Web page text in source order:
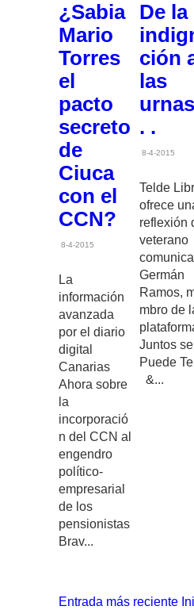
¿Sabia
Mario
Torres
el
pacto
secreto
de
Ciuca
con el
CCN?
8-4-2015
La
información
avanzada
por el diario
digital
Canarias
Ahora sobre
la
incorporació
n del CCN al
engendro
político-
empresarial
de los
pensionistas
Brav...
De la
ción
las
. .
8-4-2015
Telde
ofrece
reflexión
veterano
Germán
Ramos,
mbro de
Juntos se
Puede
&...
Entrada más reciente